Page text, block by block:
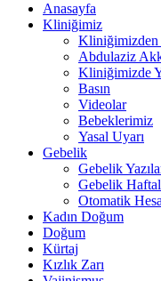
Anasayfa
Kliniğimiz
Kliniğimizden
Abdulaziz
Kliniğimizde
Basın
Videolar
Bebeklerimiz
Yasal Uyarı
Gebelik
Gebelik
Gebelik
Otomatik
Kadın Doğum
Doğum
Kürtaj
Kızlık Zarı